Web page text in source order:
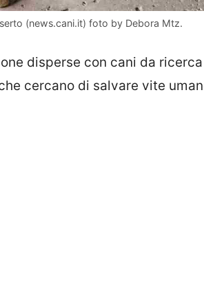
(news.cani.it) foto by Debora Mtz.
disperse con cani da
cercano di salvare vite